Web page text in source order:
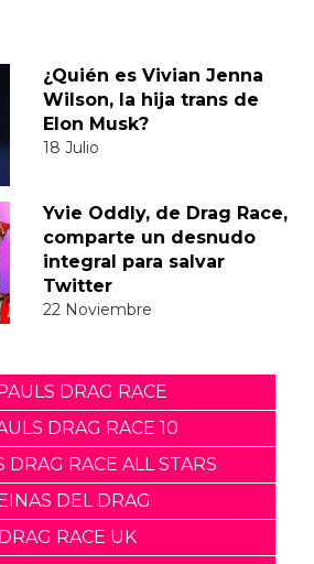
¿Quién es Vivian Jenna
Wilson, la hija trans de
Elon Musk?
18 Julio
Yvie Oddly, de Drag Race,
comparte un desnudo
integral para salvar
Twitter
22 Noviembre
DRAG RACE
DRAG RACE 10
DRAG RACE ALL STARS
DEL DRAG
DRAG RACE UK